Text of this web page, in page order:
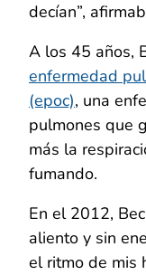
decían”,
A los 45 años,
enfermedad
(epoc), una
pulmones que
más la
fumando.
En el 2012,
aliento y sin
el ritmo de mis